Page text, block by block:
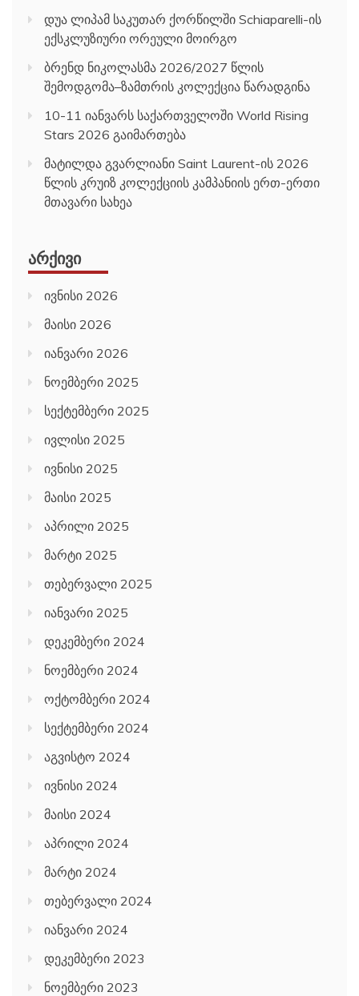
დუა ლიპამ საკუთარ ქორწილში Schiaparelli-ის
ექსკლუზიური ორეული მოირგო
ბრენდ ნიკოლასმა 2026/2027 წლის
შემოდგომა–ზამთრის კოლექცია წარადგინა
10-11 იანვარს საქართველოში World Rising
Stars 2026 გაიმართება
მატილდა გვარლიანი Saint Laurent-ის 2026
წლის კრუიზ კოლექციის კამპანიის ერთ-ერთი
მთავარი სახეა
ᲐᲠᲥᲘᲕᲘ
ივნისი 2026
მაისი 2026
იანვარი 2026
ნოემბერი 2025
სექტემბერი 2025
ივლისი 2025
ივნისი 2025
მაისი 2025
აპრილი 2025
მარტი 2025
თებერვალი 2025
იანვარი 2025
დეკემბერი 2024
ნოემბერი 2024
ოქტომბერი 2024
სექტემბერი 2024
აგვისტო 2024
ივნისი 2024
მაისი 2024
აპრილი 2024
მარტი 2024
თებერვალი 2024
იანვარი 2024
დეკემბერი 2023
ნოემბერი 2023